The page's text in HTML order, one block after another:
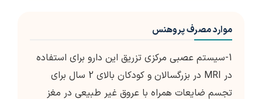
موارد مصرف پروهنس
1-سیستم عصبی مرکزی تزریق این دارو برای استفاده
در MRI در بزرگسالان و کودکان بالای 2 سال برای
تجسم ضایعات همراه با عروق غیر طبیعی در مغز